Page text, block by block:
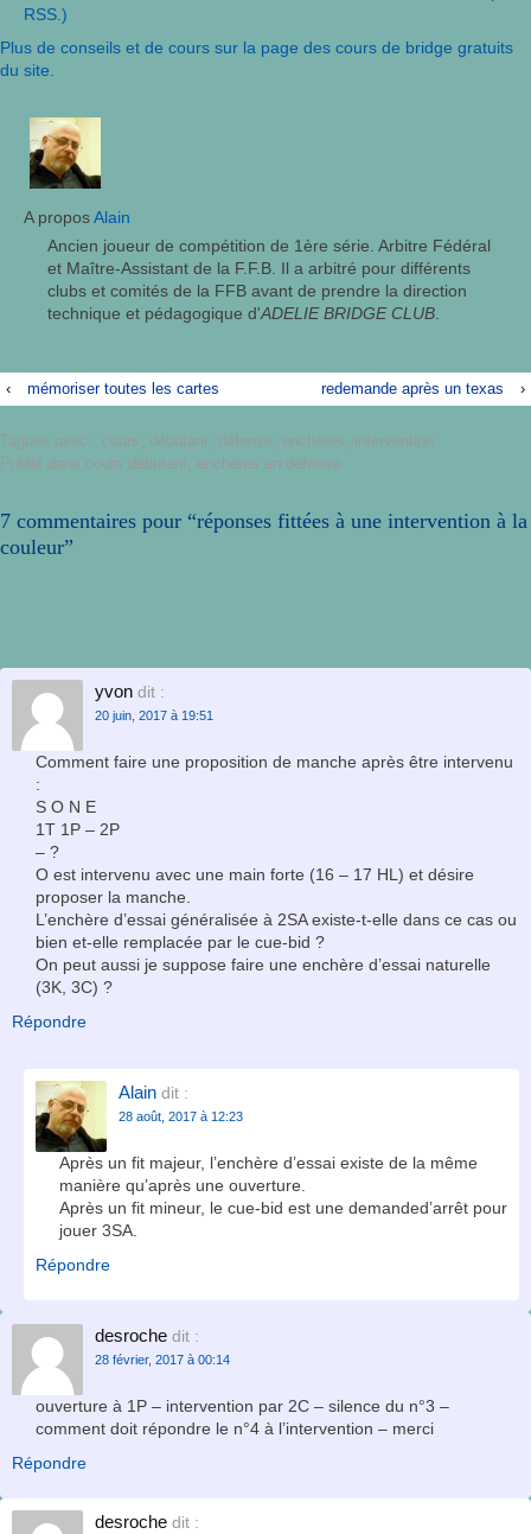
RSS.)
Plus de conseils et de cours sur la page des cours de bridge gratuits
du site.
A proposAlain
Ancien joueur de compétition de 1ère série. Arbitre Fédéral
et Maître-Assistant de la F.F.B. Il a arbitré pour différents
clubs et comités de la FFB avant de prendre la direction
technique et pédagogique d'ADELIE BRIDGE CLUB
‹ mémoriser toutes les cartes redemande après un texas ›
Tagués avec : cours débutant défense enchères
intervention
Publié dans cours débutant enchères en défense
7 commentaires pour “réponses fittées à une intervention à la
couleur”
yvon dit :
20 juin, 2017 à 19:51
Comment faire une proposition de manche après être intervenu
:
S O N E
1T 1P – 2P
– ?
O est intervenu avec une main forte (16 – 17 HL) et désire
proposer la manche.
L’enchère d’essai généralisée à 2SA existe-t-elle dans ce cas ou
bien et-elle remplacée par le cue-bid ?
On peut aussi je suppose faire une enchère d’essai naturelle
(3K, 3C) ?
Répondre
Alain dit :
28 août, 2017 à 12:23
Après un fit majeur, l’enchère d’essai existe de la même
manière qu’après une ouverture.
Après un fit mineur, le cue-bid est une demanded’arrêt pour
jouer 3SA.
Répondre
desroche dit :
28 février, 2017 à 00:14
ouverture à 1P – intervention par 2C – silence du n°3 –
comment doit répondre le n°4 à l’intervention – merci
Répondre
desroche dit :